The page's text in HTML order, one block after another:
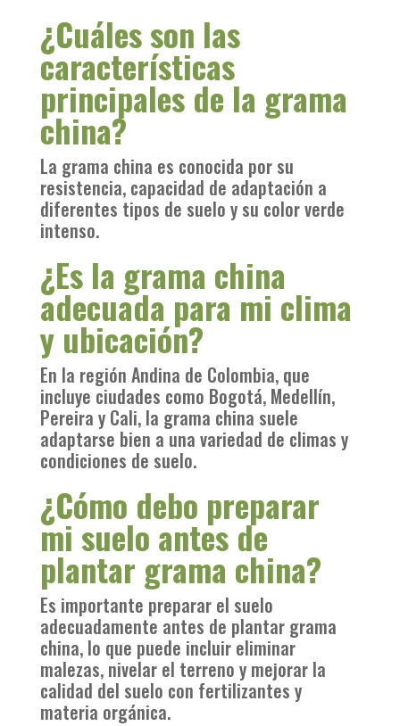
¿Cuáles son las
características
principales de la grama
china?
La grama china es conocida por su
resistencia, capacidad de adaptación a
diferentes tipos de suelo y su color verde
intenso.
¿Es la grama china
adecuada para mi clima
y ubicación?
En la región Andina de Colombia, que
incluye ciudades como Bogotá, Medellín,
Pereira y Cali, la grama china suele
adaptarse bien a una variedad de climas y
condiciones de suelo.
¿Cómo debo preparar
mi suelo antes de
plantar grama china?
Es importante preparar el suelo
adecuadamente antes de plantar grama
china, lo que puede incluir eliminar
malezas, nivelar el terreno y mejorar la
calidad del suelo con fertilizantes y
materia orgánica.